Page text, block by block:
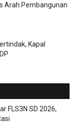
Arah Pembangunan
Kapal
FLS3N SD 2026,